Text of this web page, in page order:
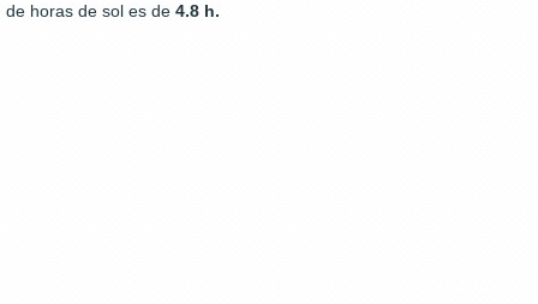
de horas de sol es de 4.8 h.